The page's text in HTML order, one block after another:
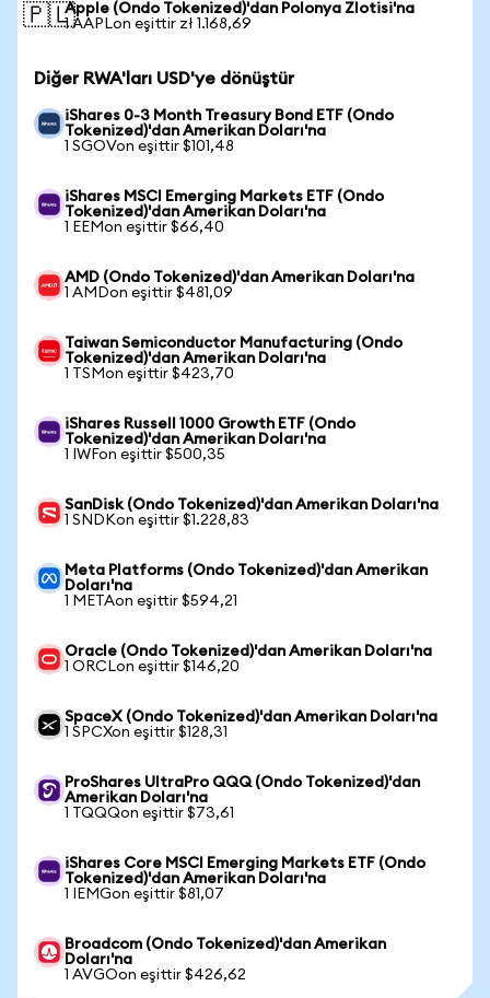
🇵🇱Apple (Ondo Tokenized)'dan Polonya Zlotisi'na
1 AAPLon eşittir zł 1.168,69
Diğer RWA'ları USD'ye dönüştür
iShares 0-3 Month Treasury Bond ETF (Ondo
Tokenized)'dan Amerikan Doları'na
1 SGOVon eşittir $101,48
iShares MSCI Emerging Markets ETF (Ondo
Tokenized)'dan Amerikan Doları'na
1 EEMon eşittir $66,40
AMD (Ondo Tokenized)'dan Amerikan Doları'na
1 AMDon eşittir $481,09
Taiwan Semiconductor Manufacturing (Ondo
Tokenized)'dan Amerikan Doları'na
1 TSMon eşittir $423,70
iShares Russell 1000 Growth ETF (Ondo
Tokenized)'dan Amerikan Doları'na
1 IWFon eşittir $500,35
SanDisk (Ondo Tokenized)'dan Amerikan Doları'na
1 SNDKon eşittir $1.228,83
Meta Platforms (Ondo Tokenized)'dan Amerikan
Doları'na
1 METAon eşittir $594,21
Oracle (Ondo Tokenized)'dan Amerikan Doları'na
1 ORCLon eşittir $146,20
SpaceX (Ondo Tokenized)'dan Amerikan Doları'na
1 SPCXon eşittir $128,31
ProShares UltraPro QQQ (Ondo Tokenized)'dan
Amerikan Doları'na
1 TQQQon eşittir $73,61
iShares Core MSCI Emerging Markets ETF (Ondo
Tokenized)'dan Amerikan Doları'na
1 IEMGon eşittir $81,07
Broadcom (Ondo Tokenized)'dan Amerikan
Doları'na
1 AVGOon eşittir $426,62